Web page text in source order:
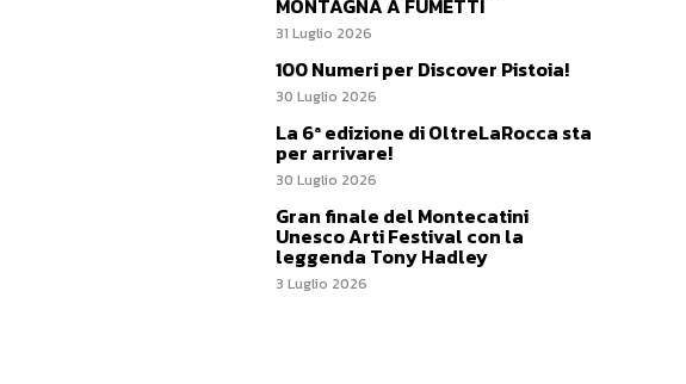
31 Luglio 2026
100 Numeri per Discover Pistoia!
30 Luglio 2026
La 6ª edizione di OltreLaRocca sta
per arrivare!
30 Luglio 2026
Gran finale del Montecatini
Unesco Arti Festival con la
leggenda Tony Hadley
3 Luglio 2026